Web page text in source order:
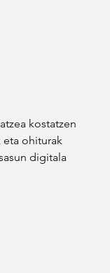
kostatzen
eta ohiturak
digitala